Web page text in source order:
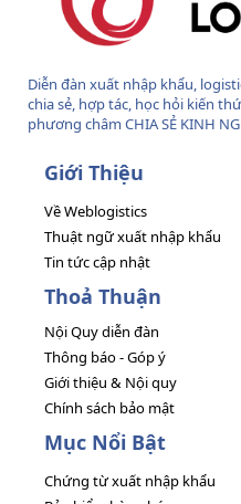
Diễn đàn xuất nhập khẩu,
chia sẻ, hợp tác, học hỏi kiến
phương châm CHIA SẺ KINH
Giới Thiệu
Về Weblogistics
Thuật ngữ xuất nhập khẩu
Tin tức cập nhật
Thoả Thuận
Nội Quy diễn đàn
Thông báo - Góp ý
Giới thiệu & Nội quy
Chính sách bảo mật
Mục Nổi Bật
Chứng từ xuất nhập khẩu